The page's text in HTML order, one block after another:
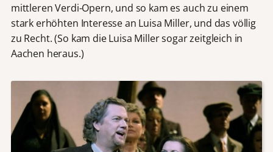
mittleren Verdi-Opern, und so kam es auch zu einem
stark erhöhten Interesse an Luisa Miller, und das völlig
zu Recht. (So kam die Luisa Miller sogar zeitgleich in
Aachen heraus.)